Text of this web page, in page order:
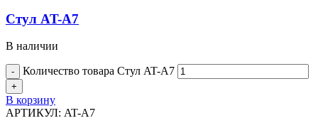
Стул AT-A7
В наличии
Количество товара Стул AT-A7
В корзину
АРТИКУЛ: AT-A7